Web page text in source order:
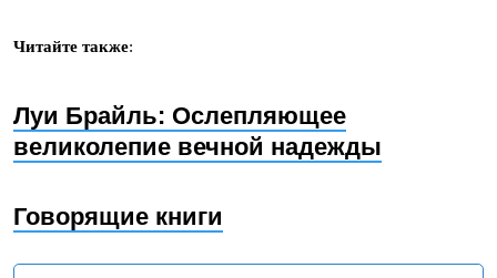
Читайте также:
Луи Брайль: Ослепляющее
великолепие вечной надежды
Говорящие книги